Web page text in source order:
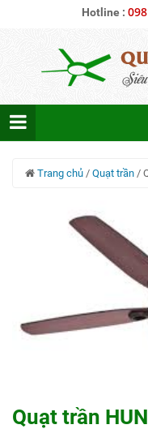
Hotline :
Trang chủ / Quạt trần /
Quạt trần